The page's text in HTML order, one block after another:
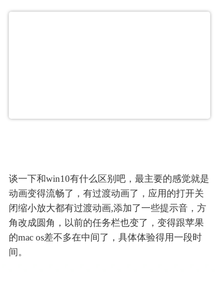
谈一下和win10有什么区别吧，最主要的感觉就是
动画变得流畅了，有过渡动画了，应用的打开关
闭缩小放大都有过渡动画,添加了一些提示音，方
角改成圆角，以前的任务栏也变了，变得跟苹果
的mac os差不多在中间了，具体体验得用一段时
间。